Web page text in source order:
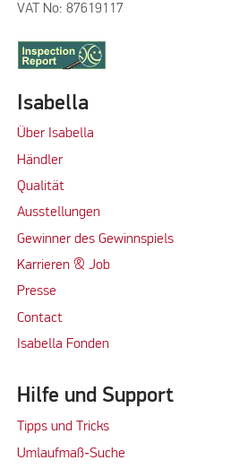
VAT No: 87619117
Isabella
Über Isabella
Händler
Qualität
Ausstellungen
Gewinner des Gewinnspiels
Karrieren & Job
Presse
Contact
Isabella Fonden
Hilfe und Support
Tipps und Tricks
Umlaufmaß-Suche